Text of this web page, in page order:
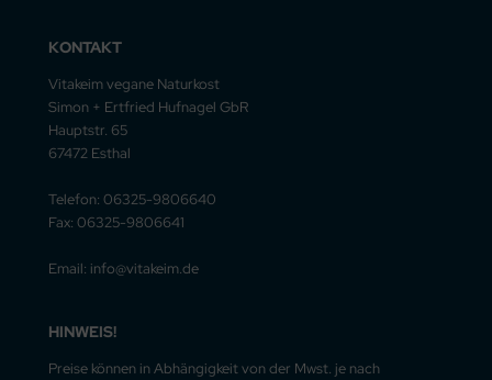
KONTAKT
Vitakeim vegane Naturkost
Simon + Ertfried Hufnagel GbR
Hauptstr. 65
67472 Esthal
Telefon: 06325-9806640
Fax: 06325-9806641
Email: info@vitakeim.de
HINWEIS!
Preise können in Abhängigkeit von der Mwst. je nach